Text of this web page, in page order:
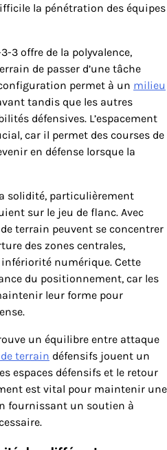
la pénétration des équipes
3 offre de la polyvalence,
de passer d’une tâche
permet à un milieu
tandis que les autres
défensives. L’espacement
car il permet des courses de
en défense lorsque la
solidité, particulièrement
sur le jeu de flanc. Avec
terrain peuvent se concentrer
des zones centrales,
infériorité numérique. Cette
du positionnement, car les
leur forme pour
un équilibre entre attaque
terrain défensifs jouent un
espaces défensifs et le retour
est vital pour maintenir une
fournissant un soutien à